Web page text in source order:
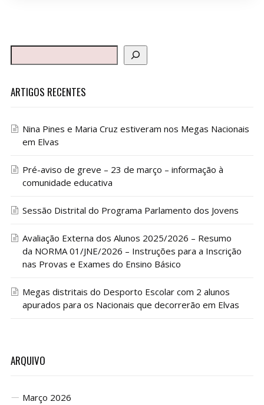
ARTIGOS RECENTES
Nina Pines e Maria Cruz estiveram nos Megas Nacionais
em Elvas
Pré-aviso de greve – 23 de março – informação à
comunidade educativa
Sessão Distrital do Programa Parlamento dos Jovens
Avaliação Externa dos Alunos 2025/2026 – Resumo
da NORMA 01/JNE/2026 – Instruções para a Inscrição
nas Provas e Exames do Ensino Básico
Megas distritais do Desporto Escolar com 2 alunos
apurados para os Nacionais que decorrerão em Elvas
ARQUIVO
Março 2026